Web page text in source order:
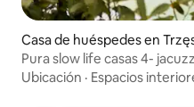
Casa de huéspedes en
Pura slow life casas 4-
Ubicación · Espacios